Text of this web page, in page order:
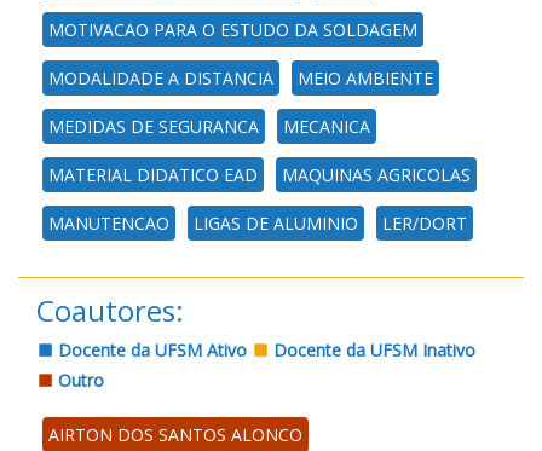
MOTIVACAO PARA O ESTUDO DA SOLDAGEM
MODALIDADE A DISTANCIA MEIO AMBIENTE
MEDIDAS DE SEGURANCA MECANICA
MATERIAL DIDATICO EAD MAQUINAS AGRICOLAS
MANUTENCAO LIGAS DE ALUMINIO LER/DORT
Coautores:
Docente da UFSM Ativo
Docente da UFSM Inativo
Outro
AIRTON DOS SANTOS ALONCO